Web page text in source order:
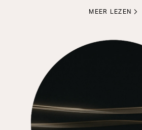
MEER LEZEN